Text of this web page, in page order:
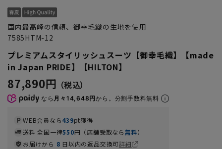
国内最高峰の信頼、御幸毛織の生地を使用
7585HTM-12
プレミアムスタイリッシュスーツ【御幸毛織】【made
in Japan PRIDE】【HILTON】
87,890円
なら 月々14,648円から。分割手数料無料
WEB会員なら439pt獲得
送料 全国一律550円（店舗受取なら無料）
お届けから 8 日以内の返品交換可詳細